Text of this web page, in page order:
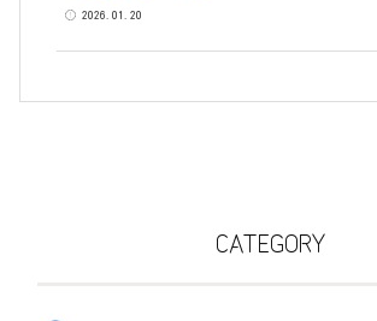
2026.01.20
CATEGORY